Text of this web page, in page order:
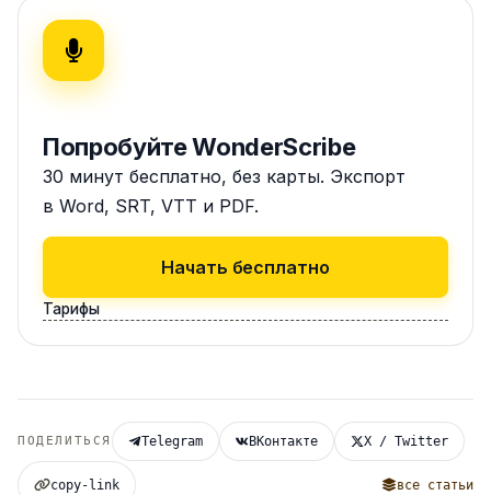
Попробуйте WonderScribe
30 минут бесплатно, без карты. Экспорт
в Word, SRT, VTT и PDF.
Начать бесплатно
Тарифы
ПОДЕЛИТЬСЯ Telegram ВКонтакте X / Twitter
copy-link все статьи